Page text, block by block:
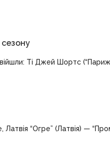
сезону
Ті Джей Шортс
“Огре” (Латвія) —